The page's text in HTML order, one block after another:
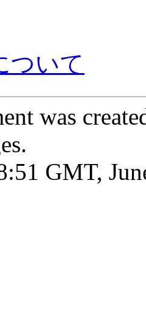
ついて
was
GMT,